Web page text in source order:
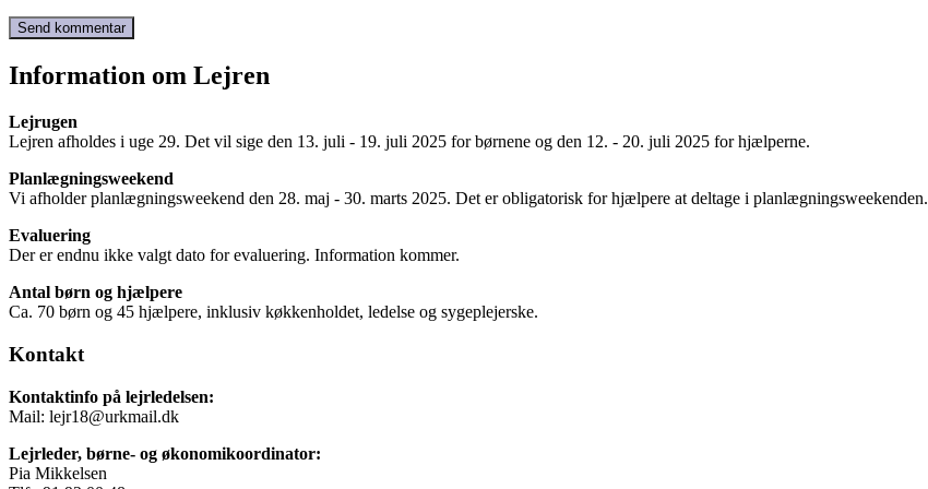
Information om Lejren
Lejrugen
Lejren afholdes i uge 29. Det vil sige den 13. juli - 19. juli 2025 for børnene og den 12. - 20. juli 2025 for hjælperne.
Planlægningsweekend
Vi afholder planlægningsweekend den 28. maj - 30. marts 2025. Det er obligatorisk for hjælpere at deltage i planlægningsweekenden.
Evaluering
Der er endnu ikke valgt dato for evaluering. Information kommer.
Antal børn og hjælpere
Ca. 70 børn og 45 hjælpere, inklusiv køkkenholdet, ledelse og sygeplejerske.
Kontakt
Kontaktinfo på lejrledelsen:
Mail: lejr18@urkmail.dk
Lejrleder, børne- og økonomikoordinator:
Pia Mikkelsen